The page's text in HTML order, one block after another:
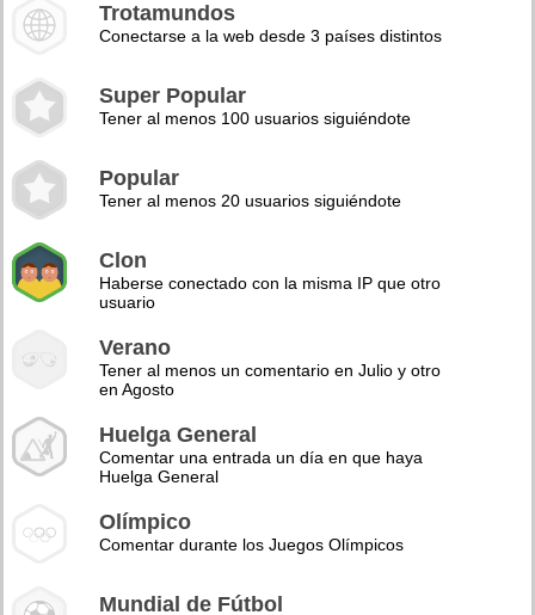
Trotamundos
Conectarse a la web desde 3 países distintos
Super Popular
Tener al menos 100 usuarios siguiéndote
Popular
Tener al menos 20 usuarios siguiéndote
Clon
Haberse conectado con la misma IP que otro
usuario
Verano
Tener al menos un comentario en Julio y otro
en Agosto
Huelga General
Comentar una entrada un día en que haya
Huelga General
Olímpico
Comentar durante los Juegos Olímpicos
Mundial de Fútbol